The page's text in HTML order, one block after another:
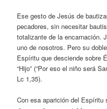
Ese gesto de Jesús de
pecadores, sin necesitar
totalizante de la encarnación.
uno de nosotros. Pero su
Espíritu que desciende sobre
“Hijo” (“Por eso el niño será
Lc 1,35).
Con esa aparición del Espíritu